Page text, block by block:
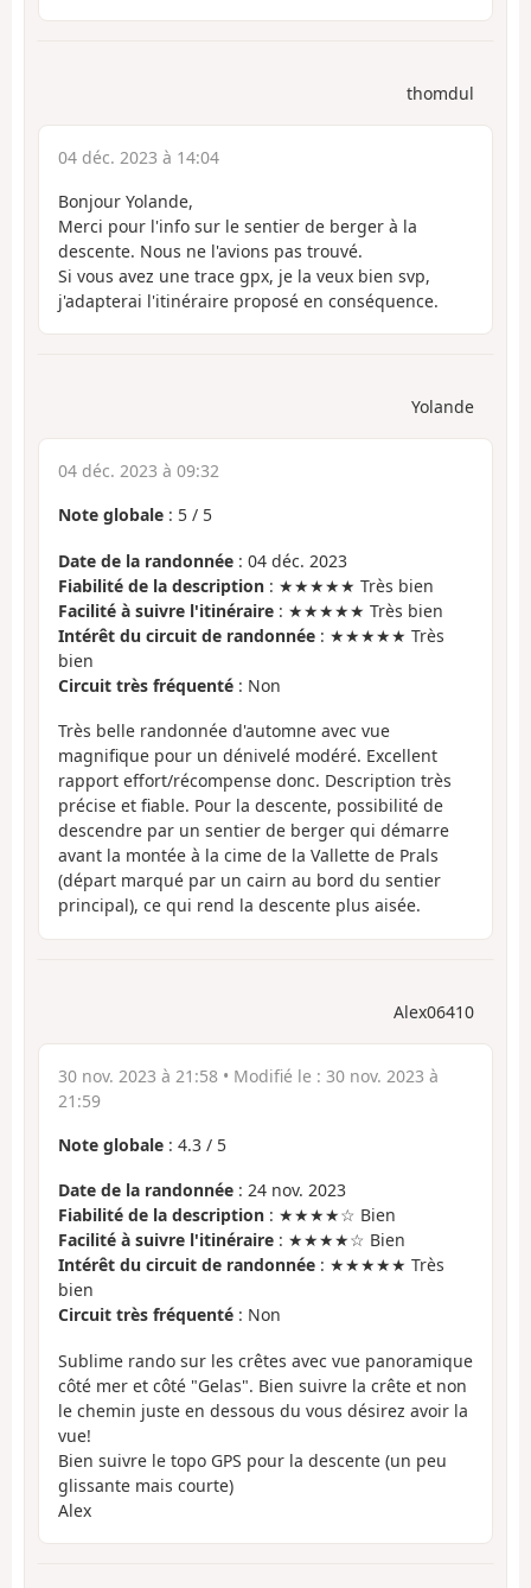
thomdul
04 déc. 2023 à 14:04
Bonjour Yolande,
Merci pour l'info sur le sentier de berger à la
descente. Nous ne l'avions pas trouvé.
Si vous avez une trace gpx, je la veux bien svp,
j'adapterai l'itinéraire proposé en conséquence.
Yolande
04 déc. 2023 à 09:32
Note globale : 5 / 5
Date de la randonnée : 04 déc. 2023
Fiabilité de la description : ★★★★★ Très bien
Facilité à suivre l'itinéraire : ★★★★★ Très bien
Intérêt du circuit de randonnée : ★★★★★ Très
bien
Circuit très fréquenté : Non
Très belle randonnée d'automne avec vue
magnifique pour un dénivelé modéré. Excellent
rapport effort/récompense donc. Description très
précise et fiable. Pour la descente, possibilité de
descendre par un sentier de berger qui démarre
avant la montée à la cime de la Vallette de Prals
(départ marqué par un cairn au bord du sentier
principal), ce qui rend la descente plus aisée.
Alex06410
30 nov. 2023 à 21:58 • Modifié le : 30 nov. 2023 à
21:59
Note globale : 4.3 / 5
Date de la randonnée : 24 nov. 2023
Fiabilité de la description : ★★★★☆ Bien
Facilité à suivre l'itinéraire : ★★★★☆ Bien
Intérêt du circuit de randonnée : ★★★★★ Très
bien
Circuit très fréquenté : Non
Sublime rando sur les crêtes avec vue panoramique
côté mer et côté "Gelas". Bien suivre la crête et non
le chemin juste en dessous du vous désirez avoir la
vue!
Bien suivre le topo GPS pour la descente (un peu
glissante mais courte)
Alex